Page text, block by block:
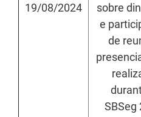
19/08/2024
sobre
e
de
SBSeg